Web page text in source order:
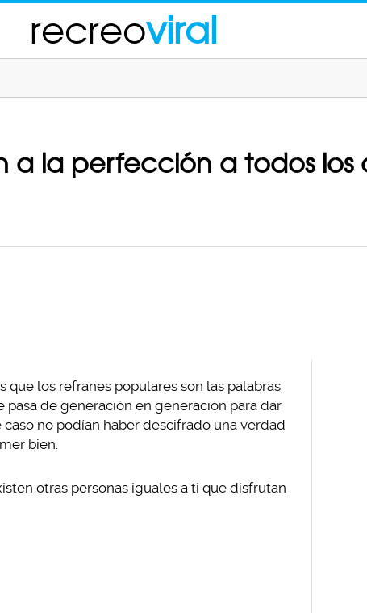
recreoviral
a la perfección a todos los
que los refranes populares son las palabras
de generación en generación para dar
no podían haber descifrado una verdad
bien.
otras personas iguales a ti que disfrutan